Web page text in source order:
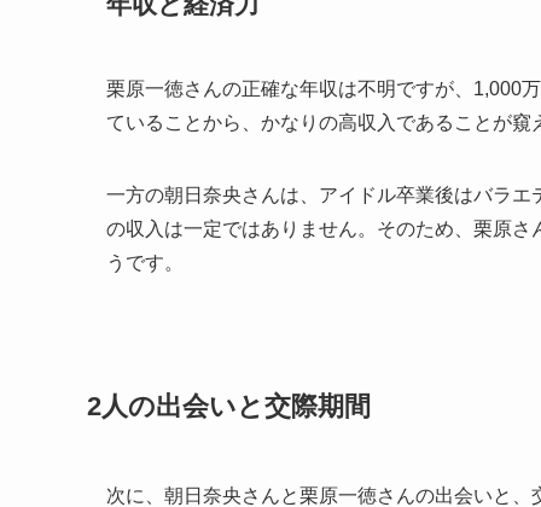
栗原一徳さんの正確な年収は不明ですが、1,000
ていることから、かなりの高収入であることが窺
一方の朝日奈央さんは、アイドル卒業後はバラ
の収入は一定ではありません。そのため、栗原
うです。
2人の出会いと交際期間
次に、朝日奈央さんと栗原一徳さんの出会いと